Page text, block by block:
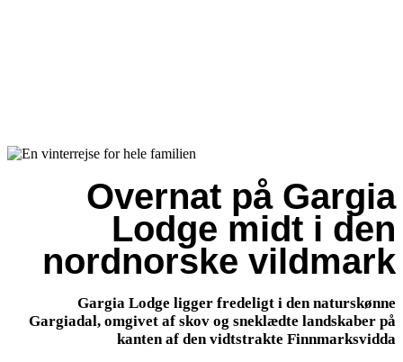
Overnat på Gargia
Lodge midt i den
nordnorske vildmark
Gargia Lodge ligger fredeligt i den naturskønne
Gargiadal, omgivet af skov og sneklædte landskaber på
kanten af den vidtstrakte Finnmarksvidda